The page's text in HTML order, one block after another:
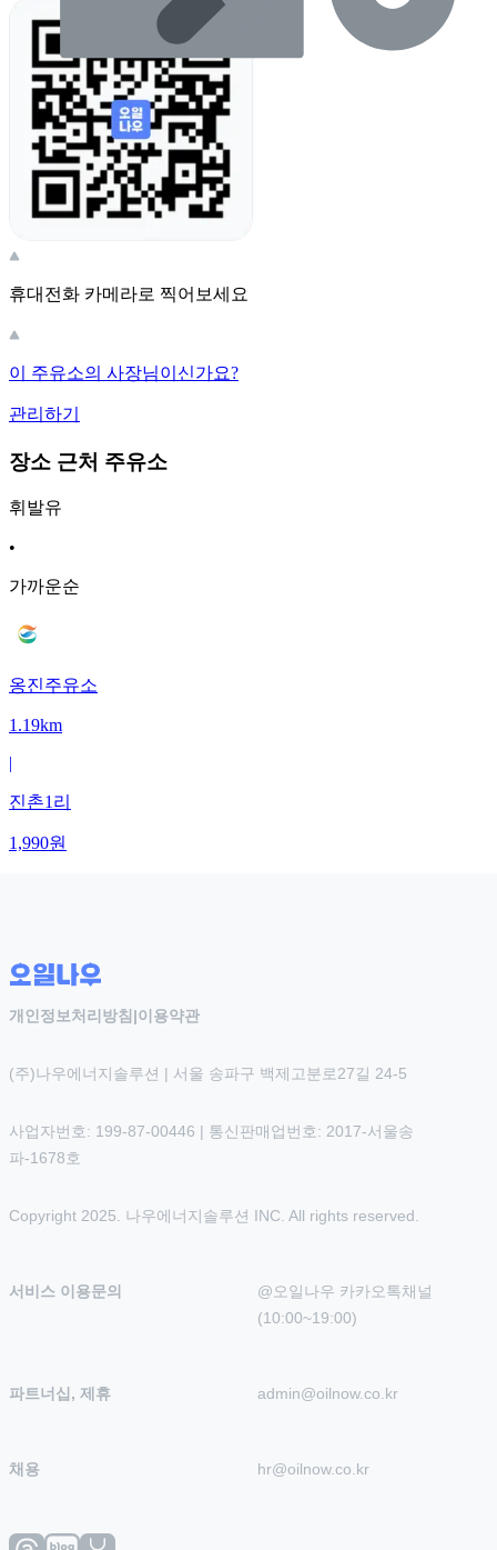
휴대전화 카메라로 찍어보세요
이 주유소의 사장님이신가요?
관리하기
장소 근처 주유소
휘발유
•
가까운순
옹진주유소
1.19km
|
진촌1리
1,990원
개인정보처리방침 |이용약관
(주)나우에너지솔루션 | 서울 송파구 백제고분로27길 24-5
사업자번호: 199-87-00446 | 통신판매업번호: 2017-서울송
파-1678호
Copyright 2025. 나우에너지솔루션 INC. All rights reserved.
서비스 이용문의
@오일나우 카카오톡채널
(10:00~19:00)
파트너십, 제휴 admin@oilnow.co.kr
채용 hr@oilnow.co.kr